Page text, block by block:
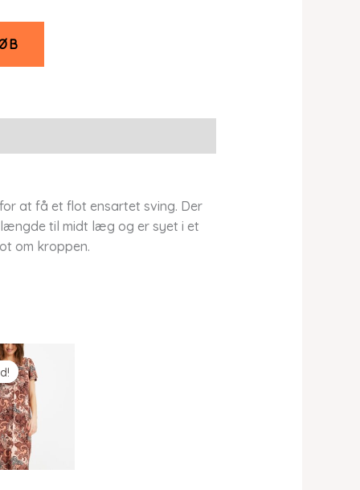
at få et flot ensartet sving. Der
til midt læg og er syet i et
om kroppen.